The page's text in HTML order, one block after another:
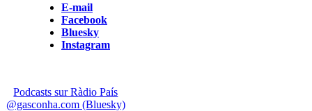
E-mail
Facebook
Bluesky
Instagram
Podcasts sur Ràdio País
@gasconha.com (Bluesky)